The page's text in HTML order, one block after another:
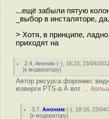
...ещё забыли пятую
_выбор в инсталяторе, да.
> Хотя, в принципе,
приходят на
2.4 ,Аноним (-), 16:23, 23/04/
[к модератору]
Автор ресурса фороникс
юзверги PTS-а А вот ...
3.7 ,Аноним (-), 18:16, 23/04/
[к модератору]